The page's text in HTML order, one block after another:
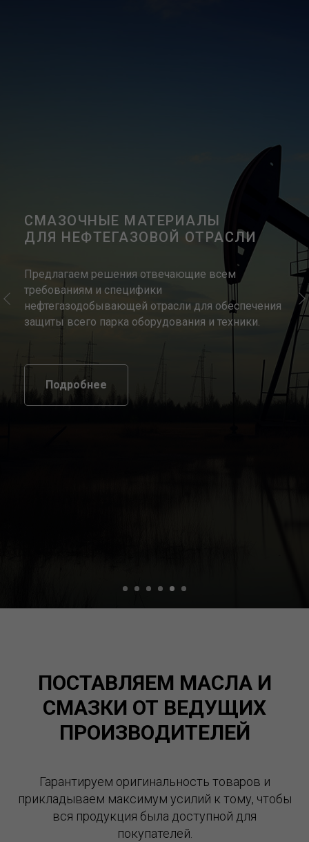
СМАЗОЧНЫЕ МАТЕРИАЛЫ
ДЛЯ НЕФТЕГАЗОВОЙ ОТРАСЛИ
Предлагаем решения отвечающие всем
требованиям и специфики
нефтегазодобывающей отрасли для обеспечения
защиты всего парка оборудования и техники.
Подробнее
ПОСТАВЛЯЕМ МАСЛА И
СМАЗКИ ОТ ВЕДУЩИХ
ПРОИЗВОДИТЕЛЕЙ
Гарантируем оригинальность товаров и
прикладываем максимум усилий к тому, чтобы
вся продукция была доступной для
покупателей.